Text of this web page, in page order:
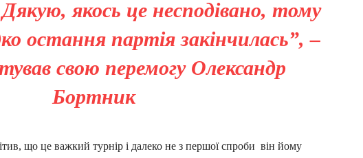
якось це несподівано, тому
остання партія закінчилась”, –
свою перемогу Олександр
Бортник
що це важкий турнір і далеко не з першої спроби він йому